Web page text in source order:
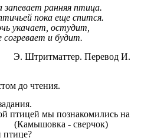
ранняя птица.
еще спится.
остудит,
и будит.
Э. Штритматтер. Перевод И.
до чтения.
птицей мы познакомились на
- сверчок)
птице?